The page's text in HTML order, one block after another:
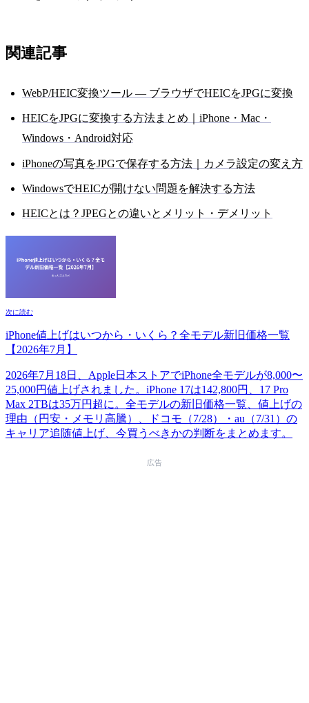
関連記事
WebP/HEIC変換ツール — ブラウザでHEICをJPGに変換
HEICをJPGに変換する方法まとめ｜iPhone・Mac・
Windows・Android対応
iPhoneの写真をJPGで保存する方法｜カメラ設定の変え方
WindowsでHEICが開けない問題を解決する方法
HEICとは？JPEGとの違いとメリット・デメリット
次に読む
iPhone値上げはいつから・いくら？全モデル新旧価格一覧
【2026年7月】
2026年7月18日、Apple日本ストアでiPhone全モデルが8,000〜
25,000円値上げされました。iPhone 17は142,800円、17 Pro
Max 2TBは35万円超に。全モデルの新旧価格一覧、値上げの
理由（円安・メモリ高騰）、ドコモ（7/28）・au（7/31）の
キャリア追随値上げ、今買うべきかの判断をまとめます。
広告